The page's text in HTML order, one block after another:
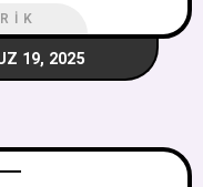
19, 2025